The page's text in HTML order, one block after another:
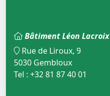
Bâtiment Léon Lacroix
Rue de Liroux, 9
5030 Gembloux
Tel : +32 81 87 40 01